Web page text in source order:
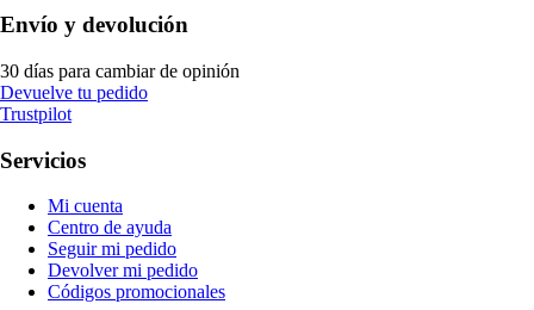
Envío y devolución
30 días para cambiar de opinión
Devuelve tu pedido
Trustpilot
Servicios
Mi cuenta
Centro de ayuda
Seguir mi pedido
Devolver mi pedido
Códigos promocionales